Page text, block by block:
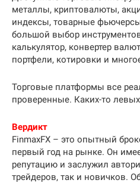
металлы, криптовалюты,
индексы, товарные
большой выбор
калькулятор, конвертер
портфели, котировки и
Торговые платформы все
проверенные. Каких-то
Вердикт
FinmaxFX – это опытный
первый год на рынке. Он
репутацию и заслужил
трейдеров, так и новичков.